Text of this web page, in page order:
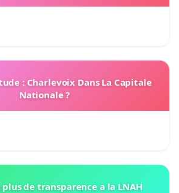
: Charlevoix Dans La Capitale
Nationale ?
de transparence a la LNAH